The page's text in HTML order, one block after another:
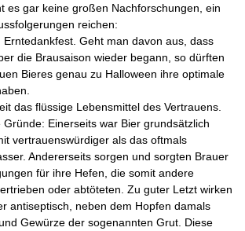
es gar keine großen Nachforschungen, ein
reichen:
Erntedankfest. Geht man davon aus, dass
die Brausaison wieder begann, so dürften
Bieres genau zu Halloween ihre optimale
das flüssige Lebensmittel des Vertrauens.
Einerseits war Bier grundsätzlich
vertrauenswürdiger als das oftmals
Andererseits sorgen und sorgten Brauer
für ihre Hefen, die somit andere
oder abtöteten. Zu guter Letzt wirken
antiseptisch, neben dem Hopfen damals
Gewürze der sogenannten Grut. Diese